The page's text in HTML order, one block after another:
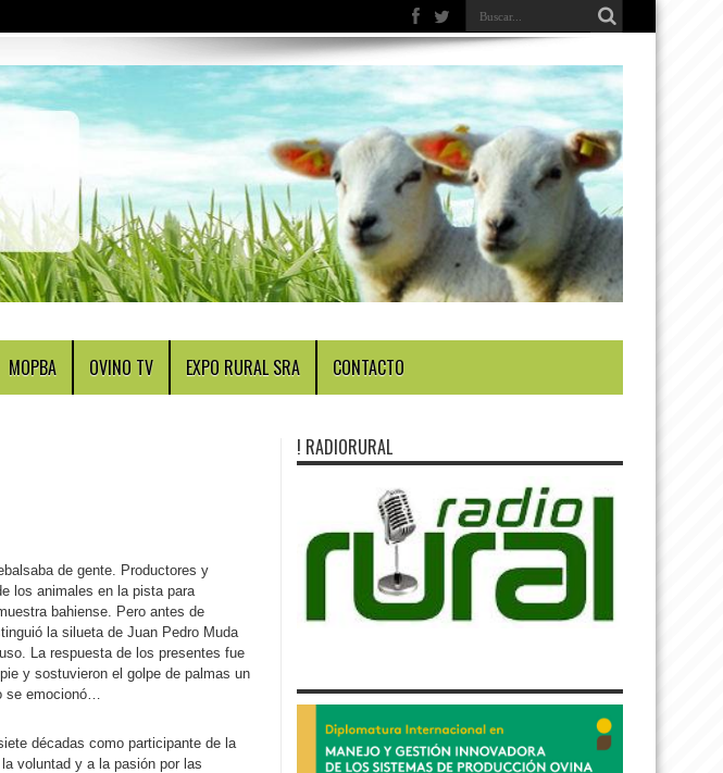
MOPBA OVINO TV EXPO RURAL SRA CONTACTO
de gente. Productores y
los animales en la pista para
bahiense. Pero antes de
la silueta de Juan Pedro Muda
La respuesta de los presentes fue
y sostuvieron el golpe de palmas un
se emocionó…
décadas como participante de la
voluntad y a la pasión por las
! RADIORURAL